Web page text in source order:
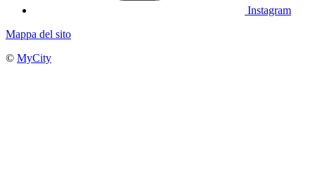
Instagram
Mappa del sito
© MyCity